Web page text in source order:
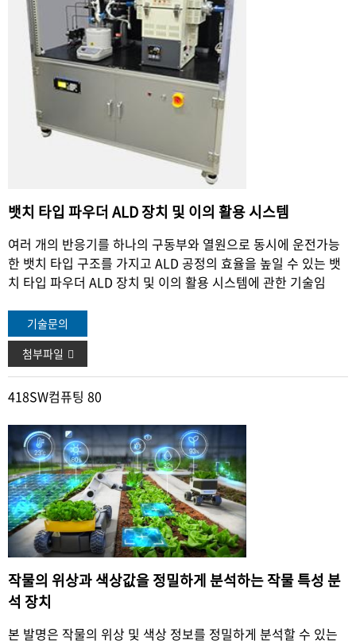
뱃치 타입 파우더 ALD 장치 및 이의 활용 시스템
여러 개의 반응기를 하나의 구동부와 열원으로 동시에 운전가능
한 뱃치 타입 구조를 가지고 ALD 공정의 효율을 높일 수 있는 뱃
치 타입 파우더 ALD 장치 및 이의 활용 시스템에 관한 기술임
기술문의
첨부파일
418SW컴퓨팅 80
작물의 위상과 색상값을 정밀하게 분석하는 작물 특성 분
석 장치
본 발명은 작물의 위상 및 색상 정보를 정밀하게 분석할 수 있는